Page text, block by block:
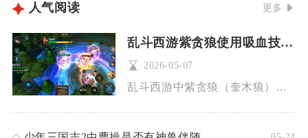
人气阅读 更多
乱斗西游紫贪狼使用吸血技能时有什么要注意的
2026-05-07
乱斗西游中紫贪狼（奎木狼）的吸血技能使用，核心在于把控技能释...